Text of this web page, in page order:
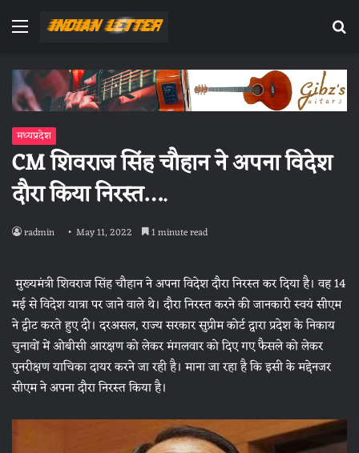
Menu
मध्यप्रदेश
CM शिवराज सिंह चौहान ने अपना विदेश
दौरा किया निरस्‍त….
radmin May 11, 2022 1 minute read
मुख्‍यमंत्री शिवराज सिंह चौहान ने अपना विदेश दौरा निरस्‍त कर दिया है। वह 14
मई से विदेश यात्रा पर जाने वाले थे। दौरा निरस्‍त करने की जानकारी स्‍वयं सीएम
ने ट्वीट करते हुए दी। दरअसल, राज्‍य सरकार सुप्रीम कोर्ट द्वारा प्रदेश के निकाय
चुनावों में ओबीसी आरक्षण को लेकर मंगलवार को दिए गए फैसले को लेकर
पुनरीक्षण याचिका दायर करने जा रही है। माना जा रहा है कि इसी के मद्देनजर
सीएम ने अपना दौरा निरस्‍त किया है।